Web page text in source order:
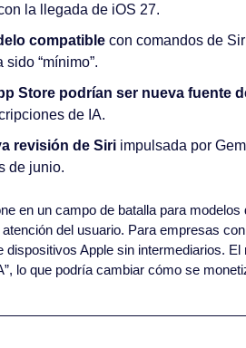
la llegada de iOS 27.
compatible con comandos de
“mínimo”.
Store podrían ser nueva fuente
de IA.
revisión de Siri impulsada por
de junio.
en un campo de batalla para modelos
del usuario. Para empresas
Apple sin intermediarios.
lo que podría cambiar cómo se